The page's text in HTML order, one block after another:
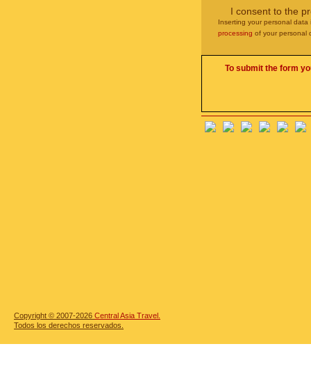
I consent to the
Inserting your personal
processing of your personal
To submit the form
Copyright © 2007-2026 Central Asia Travel.
Todos los derechos reservados.